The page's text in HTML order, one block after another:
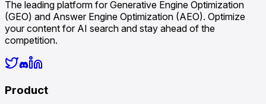
The leading platform for Generative Engine Optimization
(GEO) and Answer Engine Optimization (AEO). Optimize
your content for AI search and stay ahead of the
competition.
Product